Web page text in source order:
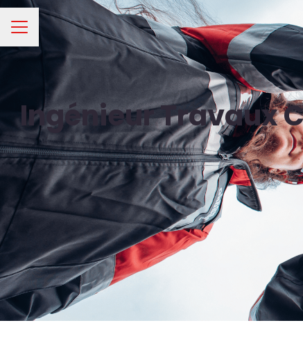
Menu carrière
Ingénieur Travaux